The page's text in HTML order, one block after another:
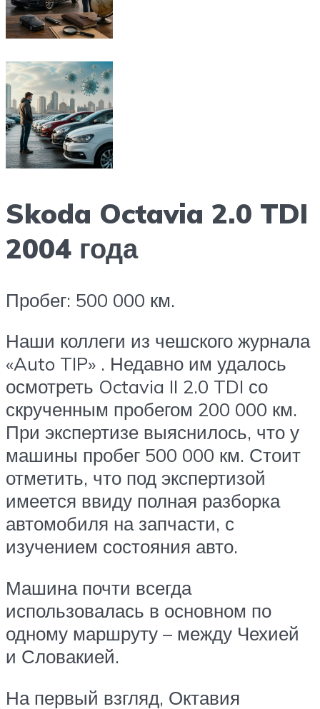
Skoda Octavia 2.0 TDI
2004 года
Пробег: 500 000 км.
Наши коллеги из чешского журнала
«Auto TIP» . Недавно им удалось
осмотреть Octavia II 2.0 TDI со
скрученным пробегом 200 000 км.
При экспертизе выяснилось, что у
машины пробег 500 000 км. Стоит
отметить, что под экспертизой
имеется ввиду полная разборка
автомобиля на запчасти, с
изучением состояния авто.
Машина почти всегда
использовалась в основном по
одному маршруту – между Чехией
и Словакией.
На первый взгляд, Октавия